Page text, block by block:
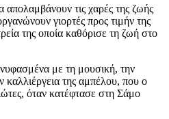
απολαμβάνουν τις χαρές της ζωής
γιορτές προς τιμήν της
της οποία καθόρισε τη ζωή στο
με τη μουσική, την
καλλιέργεια της αμπέλου, που ο
όταν κατέφτασε στη Σάμο